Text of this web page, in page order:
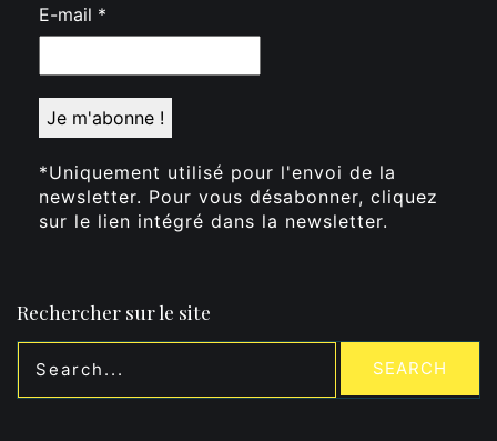
E-mail *
*Uniquement utilisé pour l'envoi de la
newsletter. Pour vous désabonner, cliquez
sur le lien intégré dans la newsletter.
Rechercher sur le site